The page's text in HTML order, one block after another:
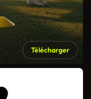
Télécharger